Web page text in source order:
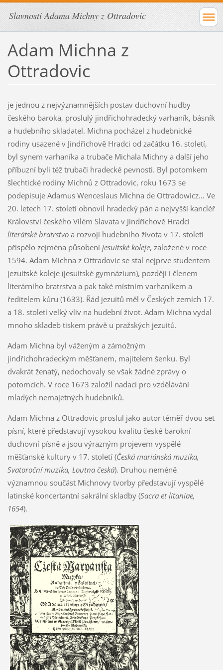
Slavnosti Adama Michny z Ottradovic
Adam Michna z
Ottradovic
je jednou z nejvýznamnějších postav duchovní hudby
českého baroka, proslulý jindřichohradecký varhaník, básník
a hudebního skladatel. Michna pocházel z hudebnické
rodiny usazené v Jindřichově Hradci od začátku 16. století,
byl synem varhaníka a trubače Michala Michny a další jeho
příbuzní byli též trubači hradecké pevnosti. Byl potomkem
šlechtické rodiny Michnů z Ottradovic, roku 1673 se
podepisuje Adamus Wenceslaus Michna de Ottradowicz… Ve
20. letech 17. století obnovil hradecký pán a nejvyšší kancléř
Království českého Vilém Slavata v Jindřichově Hradci
literátské bratrstvoa rozvoji hudebního života v 17. století
přispělo zejména působení jesuitské koleje, založené v roce
1594. Adam Michna z Ottradovic se stal nejprve studentem
jezuitské koleje (jesuitské gymnázium), později i členem
literárního bratrstva a pak také místním varhaníkem a
ředitelem kůru (1633). Řád jezuitů měl v Českých zemích 17.
a 18. století velký vliv na hudební život. Adam Michna vydal
mnoho skladeb tiskem právě u pražských jezuitů.
Adam Michna byl váženým a zámožným
jindřichohradeckým měšťanem, majitelem šenku. Byl
dvakrát ženatý, nedochovaly se však žádné zprávy o
potomcích. V roce 1673 založil nadaci pro vzdělávání
mladých nemajetných hudebníků.
Adam Michna z Ottradovic proslul jako autor téměř dvou set
písní, které představují vysokou kvalitu české barokní
duchovní písně a jsou výrazným projevem vyspělé
měšťanské kultury v 17. století (Česká mariánská muzika,
Svatoroční muzika, Loutna česká). Druhou neméně
významnou součást Michnovy tvorby představují vyspělé
latinské koncertantní sakrální skladby (Sacra et litaniae,
1654).